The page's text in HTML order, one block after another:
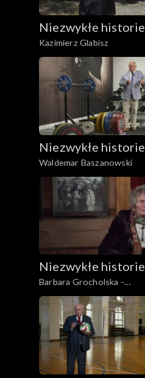
Niezwykłe historie
Biało-Czerwonych
Kazimierz Glabisz
Niezwykłe historie
Biało-Czerwonych
Waldemar Baszanowski
Niezwykłe historie
Biało-Czerwonych
Barbara Grocholska -
wspomnienia z Powstania
Warszawskiego